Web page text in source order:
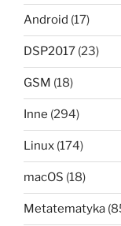
Android (17)
DSP2017 (23)
GSM (18)
Inne (294)
Linux (174)
macOS (18)
Metatematyka